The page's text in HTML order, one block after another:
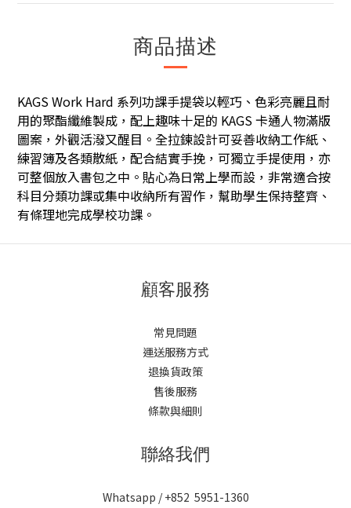
商品描述
KAGS Work Hard 系列功課手提袋以輕巧、色彩亮麗且耐
用的聚酯纖維製成，配上趣味十足的 KAGS 卡通人物滿版
圖案，外觀活潑又醒目。全拉鍊設計可妥善收納工作紙、
練習簿及各類散紙，配合結實手挽，可獨立手提使用，亦
可整個放入書包之中。貼心為日常上學而設，非常適合按
科目分類功課或集中收納所有習作，幫助學生保持整齊、
有條理地完成學校功課。
顧客服務
常見問題
運送服務方式
退換貨政策
售後服務
條款與細則
聯絡我們
Whatsapp / +852 5951-1360